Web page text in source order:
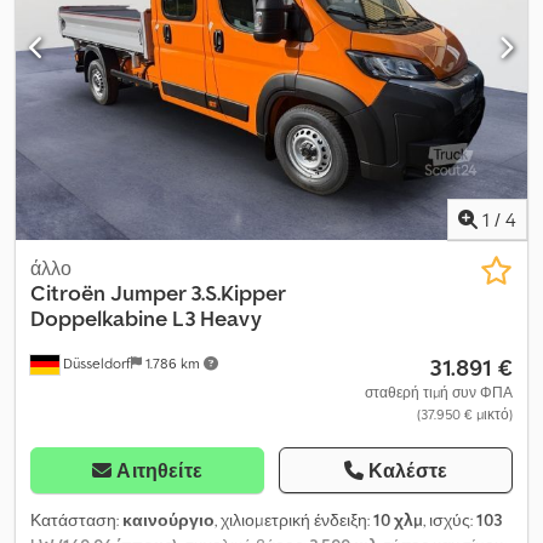
1 / 4
Düsseldorf 1.786 km
άλλο
Citroën Jumper 3.S.Kipper
Doppelkabine L3 Heavy
31.891 €
σταθερή τιμή συν ΦΠΑ
(37.950 € μικτό)
Αιτηθείτε Καλέστε
Κατάσταση: καινούργιο, χιλιομετρική ένδειξη:10 χλμ, ισχύς:103